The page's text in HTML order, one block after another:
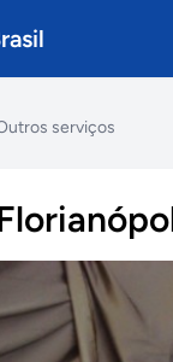
serviços